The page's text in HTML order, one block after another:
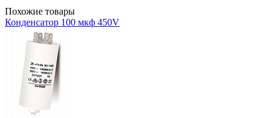
Похожие товары
Конденсатор 100 мкф 450V